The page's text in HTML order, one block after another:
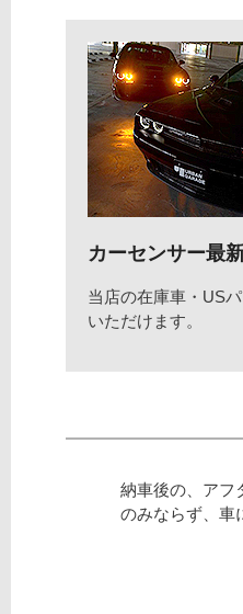
カーセンサー最
当店の在庫車・US
いただけます。
納車後の、アフ
のみならず、車